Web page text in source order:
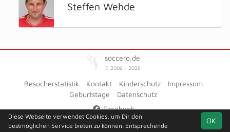
Steffen Wehde
soccero.de
© 2006 - 2026
Besucherstatistik Kontakt Kinderschutz
Impressum
Geburtstage
Datenschutz
Facebook
OK
Diese Webseite verwendet Cookies, um Dir den
bestmöglichen Service bieten zu können. Entsprechende